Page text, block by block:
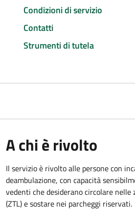
Condizioni di servizio
Contatti
Strumenti di tutela
A chi è rivolto
Il servizio è rivolto alle persone con
deambulazione, con capacità
vedenti che desiderano circolare
(ZTL) e sostare nei parcheggi riservati.